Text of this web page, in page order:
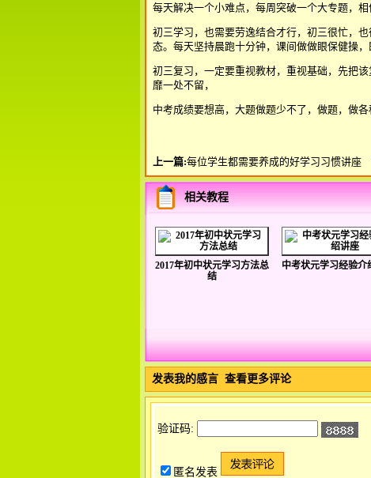
每天解决一个小难点，每周突破一个大专题，相
初三学习，也需要劳逸结合才行，初三很忙，
态。每天坚持晨跑十分钟，课间做做眼保健操，
初三复习，一定要重视教材，重视基础，先把
靡一处不留，
中考成绩要想高，大题做题少不了，做题，做
上一篇:每位学生都需要养成的好学习习惯讲座
相关教程
2017年初中状元学习方法总
结
中考状元学习经验介
发表我的感言 查看更多评论
验证码:
匿名发表